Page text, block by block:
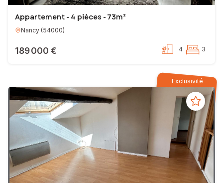
Appartement - 4 pièces - 73m²
Nancy (54000)
189 000 € 4 3
Exclusivité